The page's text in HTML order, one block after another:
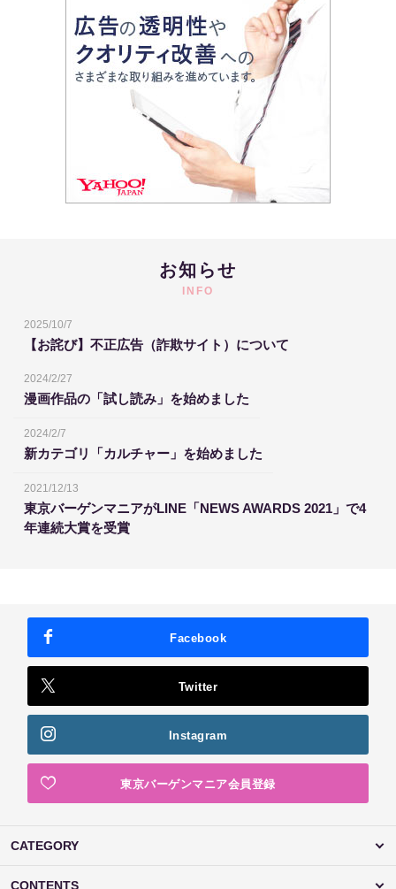
お知らせ
INFO
2025/10/7
【お詫び】不正広告（詐欺サイト）について
2024/2/27
漫画作品の「試し読み」を始めました
2024/2/7
新カテゴリ「カルチャー」を始めました
2021/12/13
東京バーゲンマニアがLINE「NEWS AWARDS 2021」で4
年連続大賞を受賞
Facebook
Twitter
Instagram
東京バーゲンマニア会員登録
CATEGORY
CONTENTS